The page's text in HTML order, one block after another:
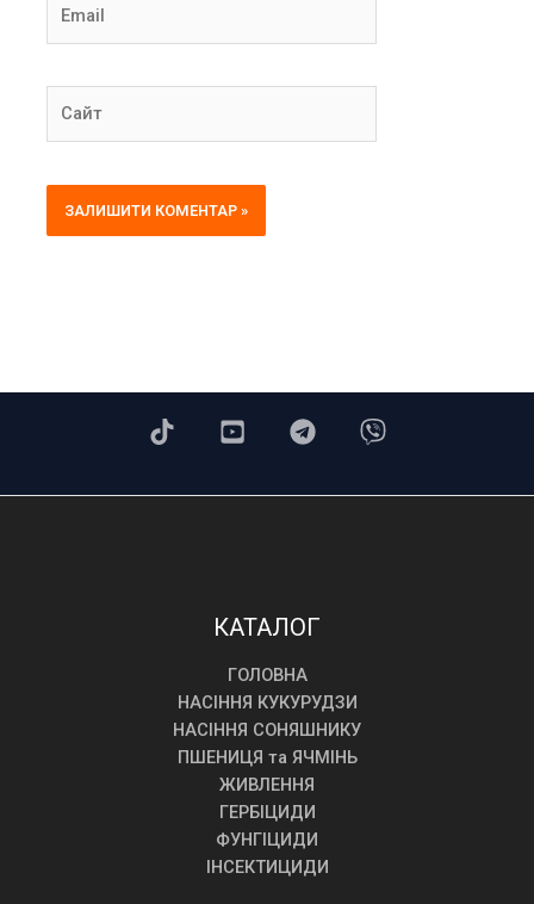
КАТАЛОГ
ГОЛОВНА
НАСІННЯ КУКУРУДЗИ
НАСІННЯ СОНЯШНИКУ
ПШЕНИЦЯ та ЯЧМІНЬ
ЖИВЛЕННЯ
ГЕРБІЦИДИ
ФУНГІЦИДИ
ІНСЕКТИЦИДИ